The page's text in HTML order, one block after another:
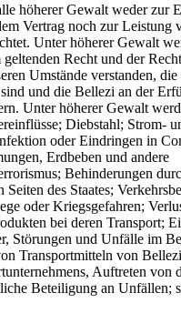
höherer Gewalt weder zur
Vertrag noch zur Leistung
Unter höherer Gewalt
Recht und der
Umstände verstanden,
und die Bellezi an der
Unter höherer Gewalt
Diebstahl; Strom-
oder Eindringen in
Erdbeben und andere
Behinderungen
des Staates;
oder Kriegsgefahren;
bei deren Transport;
Störungen und Unfälle im
Transportmitteln von
Auftreten von
Beteiligung an Unfällen;